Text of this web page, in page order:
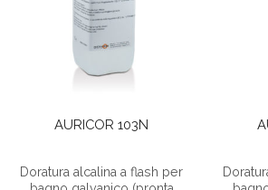
AURICOR 103N
Doratura alcalina a flash per